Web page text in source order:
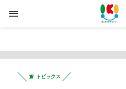
Warning : Trying to access array offset on false in /
on line425
トピックス